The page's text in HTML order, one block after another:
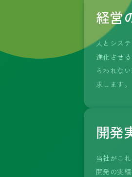
経営
人とシス
進化させ
らわれな
求します。
開発
当社がこ
開発の実